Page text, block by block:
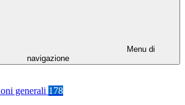
Menu di
navigazione
generali 178